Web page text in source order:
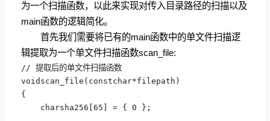
为一个扫描函数，以此来实现对传入目录路径的扫描以及
main函数的逻辑简化。
首先我们需要将已有的main函数中的单文件扫描逻
辑提取为一个单文件扫描函数scan_file:
// 提取后的单文件扫描函数
voidscan_file(constchar*filepath)
{
charsha256[65] = { 0 };